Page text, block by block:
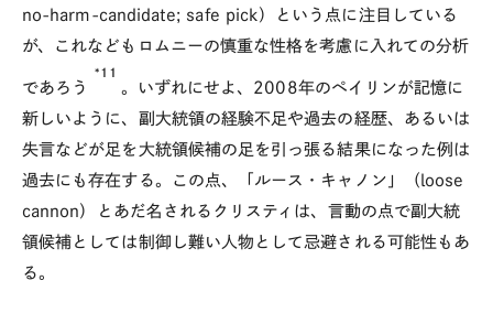
no-harm-candidate; safe pick）という点に注目している
が、これなどもロムニーの慎重な性格を考慮に入れての分析
であろう
*11
。いずれにせよ、2008年のペイリンが記憶に
新しいように、副大統領の経験不足や過去の経歴、あるいは
失言などが足を大統領候補の足を引っ張る結果になった例は
過去にも存在する。この点、「ルース・キャノン」（loose
cannon）とあだ名されるクリスティは、言動の点で副大統
領候補としては制御し難い人物として忌避される可能性もあ
る。